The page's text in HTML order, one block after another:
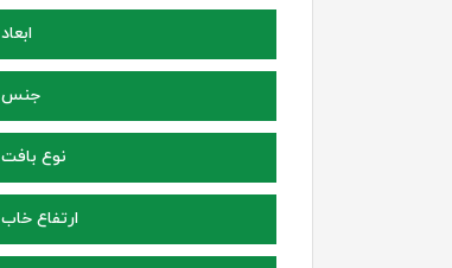
ابعاد
جنس
نوع بافت
ارتفاع خاب